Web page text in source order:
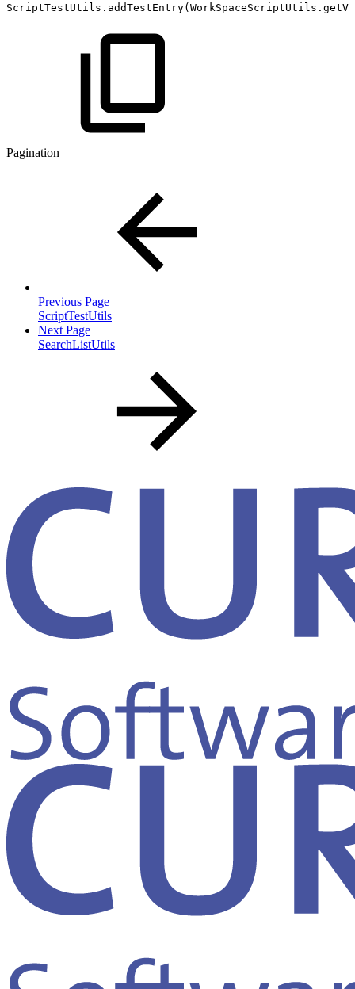
ScriptTestUtils . addTestEntry( WorkSpaceScriptUtils .
Pagination
Previous Page
ScriptTestUtils
Next Page
SearchListUtils